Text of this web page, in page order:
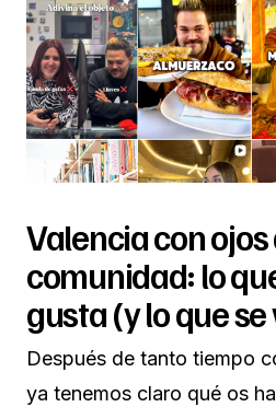
Valencia con ojos
comunidad: lo
gusta (y lo que
Después de tanto tiempo
ya tenemos claro qué os